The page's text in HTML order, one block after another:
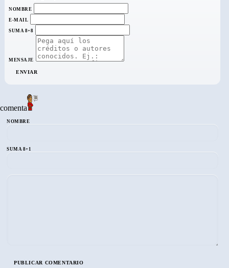
NOMBRE
E-MAIL
SUMA 8+8
MENSAJE
ENVIAR
comenta
NOMBRE
SUMA 8+1